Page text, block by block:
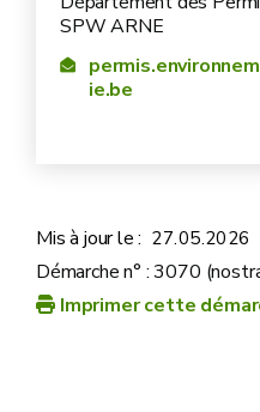
SPW ARNE
ie.be
Mis à jour le : 27.05.2026
Démarche n° : 3070
Imprimer cette